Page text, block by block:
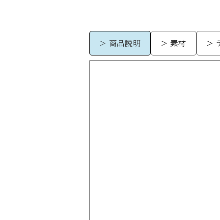
> 商品説明 > 素材 >